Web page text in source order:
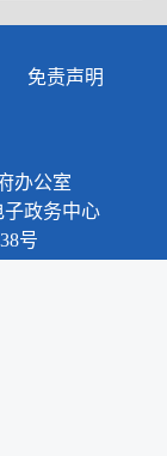
县
免责声明
办公室
政务中心
号